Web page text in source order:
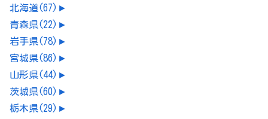
北海道(67) ►
青森県(22) ►
岩手県(78) ►
宮城県(86) ►
山形県(44) ►
茨城県(60) ►
栃木県(29) ►